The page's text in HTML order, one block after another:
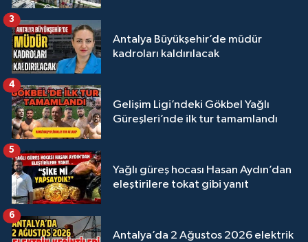
Antalya Büyükşehir’de müdür
kadroları kaldırılacak
3
Gelişim Ligi’ndeki Gökbel Yağlı
Güreşleri’nde ilk tur tamamlandı
4
Yağlı güreş hocası Hasan Aydın’dan
eleştirilere tokat gibi yanıt
5
Antalya’da 2 Ağustos 2026 elektrik
6